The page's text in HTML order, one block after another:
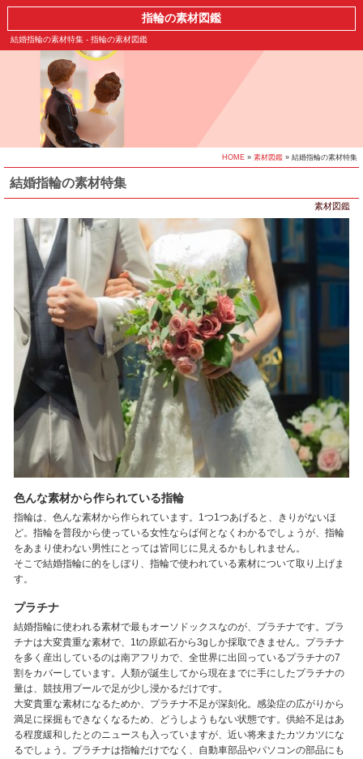
指輪の素材図鑑
結婚指輪の素材特集 - 指輪の素材図鑑
HOME » 素材図鑑 » 結婚指輪の素材特集
結婚指輪の素材特集
素材図鑑
色んな素材から作られている指輪
指輪は、色んな素材から作られています。1つ1つあげると、きりがないほ
ど。指輪を普段から使っている女性ならば何となくわかるでしょうが、指輪
をあまり使わない男性にとっては皆同じに見えるかもしれません。
そこで結婚指輪に的をしぼり、指輪で使われている素材について取り上げま
す。
プラチナ
結婚指輪に使われる素材で最もオーソドックスなのが、プラチナです。プラ
チナは大変貴重な素材で、1tの原鉱石から3gしか採取できません。プラチナ
を多く産出しているのは南アフリカで、全世界に出回っているプラチナの7
割をカバーしています。人類が誕生してから現在までに手にしたプラチナの
量は、競技用プールで足が少し浸かるだけです。
大変貴重な素材になるためか、プラチナ不足が深刻化。感染症の広がりから
満足に採掘もできなくなるため、どうしようもない状態です。供給不足はあ
る程度緩和したとのニュースも入っていますが、近い将来またカツカツにな
るでしょう。プラチナは指輪だけでなく、自動車部品やパソコンの部品にも